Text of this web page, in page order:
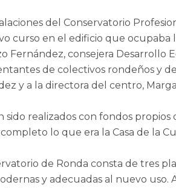
del Conservatorio
curso en el edificio que ocupaba
Fernández, consejera
de colectivos rondeños y
y a la directora del centro,
sido realizados con fondos
lo que era la Casa de la
de Ronda consta de tres
y adecuadas al nuevo